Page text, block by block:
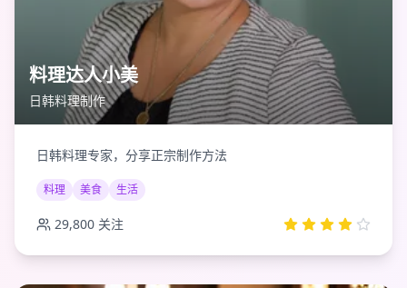
料理达人小美
日韩料理制作
日韩料理专家，分享正宗制作方法
料理 美食 生活
29,800 关注